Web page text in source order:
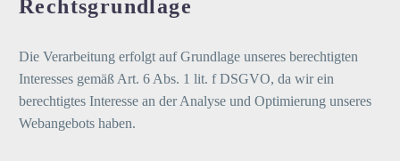
Rechtsgrundlage
Die Verarbeitung erfolgt auf Grundlage unseres berechtigten
Interesses gemäß Art. 6 Abs. 1 lit. f DSGVO, da wir ein
berechtigtes Interesse an der Analyse und Optimierung unseres
Webangebots haben.